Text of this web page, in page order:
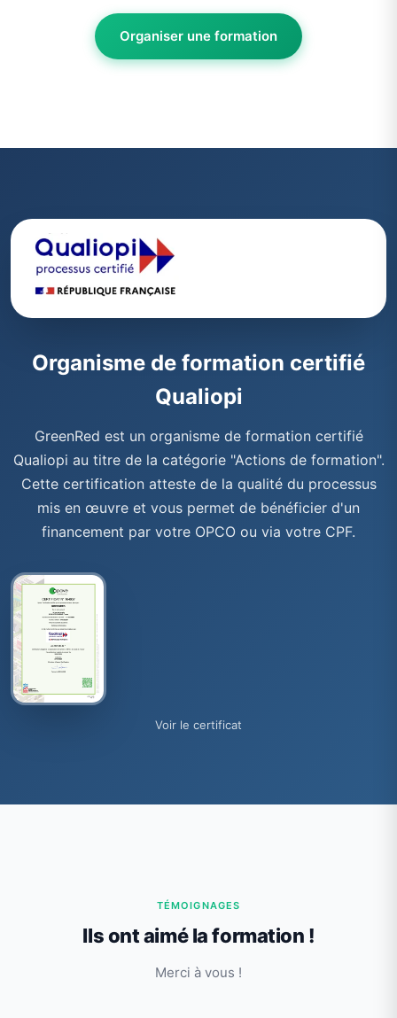
Organiser une formation
Organisme de formation certifié
Qualiopi
GreenRed est un organisme de formation certifié
Qualiopi au titre de la catégorie "Actions de formation".
Cette certification atteste de la qualité du processus
mis en œuvre et vous permet de bénéficier d'un
financement par votre OPCO ou via votre CPF.
Voir le certificat
TÉMOIGNAGES
Ils ont aimé la formation !
Merci à vous !